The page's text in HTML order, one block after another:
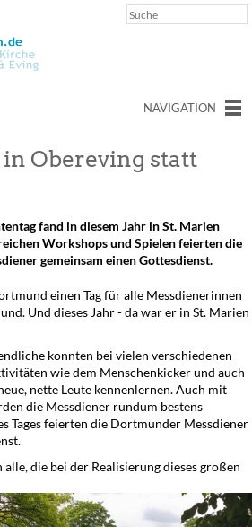
NAVIGATION
Obereving statt
fand in diesem Jahr in St. Marien
Workshops und Spielen feierten die
gemeinsam einen Gottesdienst.
einen Tag für alle Messdienerinnen
Und dieses Jahr - da war er in St. Marien
konnten bei vielen verschiedenen
wie dem Menschenkicker und auch
nette Leute kennenlernen. Auch mit
die Messdiener rundum bestens
Tages feierten die Dortmunder Messdiener
die bei der Realisierung dieses großen